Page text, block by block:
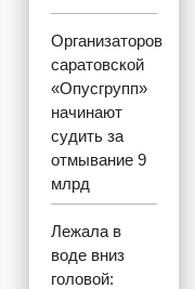
Организаторов
саратовской
«Опусгрупп»
начинают
судить за
отмывание 9
млрд
Лежала в
воде вниз
головой: